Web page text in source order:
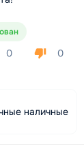
0
0
наличные